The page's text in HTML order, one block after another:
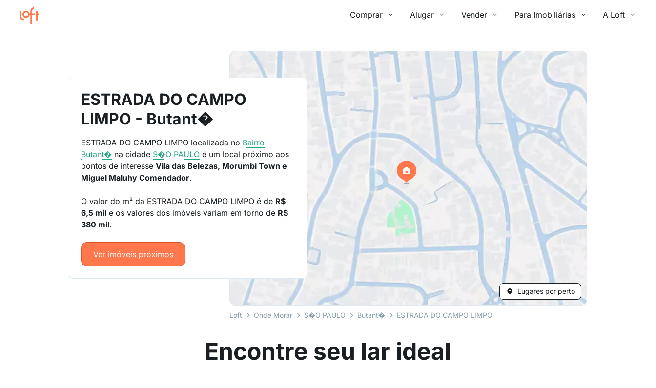
Comprar Alugar Vender Para Imobiliárias A Loft
Lugares por perto
Loft Onde Morar S�O PAULO Butant� ESTRADA DO CAMPO LIMPO
ESTRADA DO CAMPO
LIMPO - Butant�
ESTRADA DO CAMPO LIMPO localizada no Bairro
Butant� na cidade S�O PAULO é um local próximo aos
pontos de interesseVila das Belezas, Morumbi Town e
Miguel Maluhy Comendador.
O valor do m² da ESTRADA DO CAMPO LIMPO é de R$
6,5 mil e os valores dos imóveis variam em torno de R$
380 mil.
Ver imóveis próximos
Encontre seu lar ideal